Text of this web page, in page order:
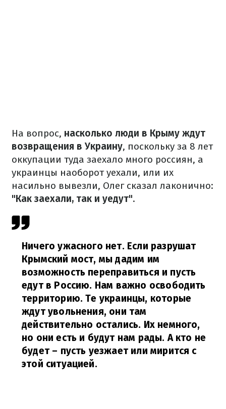
На вопрос, насколько люди в Крыму ждут
возвращения в Украину, поскольку за 8 лет
оккупации туда заехало много россиян, а
украинцы наоборот уехали, или их
насильно вывезли, Олег сказал лаконично:
"Как заехали, так и уедут".
Ничего ужасного нет. Если разрушат
Крымский мост, мы дадим им
возможность переправиться и пусть
едут в Россию. Нам важно освободить
территорию. Те украинцы, которые
ждут увольнения, они там
действительно остались. Их немного,
но они есть и будут нам рады. А кто не
будет – пусть уезжает или мирится с
этой ситуацией.